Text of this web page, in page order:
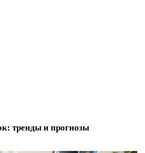
тренды и прогнозы